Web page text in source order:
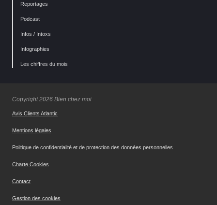
Reportages
Podcast
Infos / Intoxs
Infographies
Les chiffres du mois
Copyright 2026 Bien chez moi
Avis Clients Atlantic
Mentions légales
Politique de confidentialité et de protection des données personnelles
Charte Cookies
Contact
Gestion des cookies